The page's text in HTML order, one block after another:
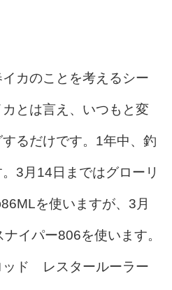
カのことを考えるシー
とは言え、いつもと変
るだけです。1年中、釣
3月14日まではグローリ
を使いますが、3月
イパー806を使います。
ッド レスタールーラー